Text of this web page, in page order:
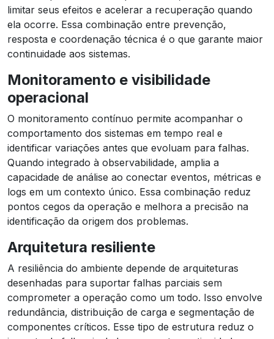
limitar seus efeitos e acelerar a recuperação quando
ela ocorre. Essa combinação entre prevenção,
resposta e coordenação técnica é o que garante maior
continuidade aos sistemas.
Monitoramento e visibilidade
operacional
O monitoramento contínuo permite acompanhar o
comportamento dos sistemas em tempo real e
identificar variações antes que evoluam para falhas.
Quando integrado à observabilidade, amplia a
capacidade de análise ao conectar eventos, métricas e
logs em um contexto único. Essa combinação reduz
pontos cegos da operação e melhora a precisão na
identificação da origem dos problemas.
Arquitetura resiliente
A resiliência do ambiente depende de arquiteturas
desenhadas para suportar falhas parciais sem
comprometer a operação como um todo. Isso envolve
redundância, distribuição de carga e segmentação de
componentes críticos. Esse tipo de estrutura reduz o